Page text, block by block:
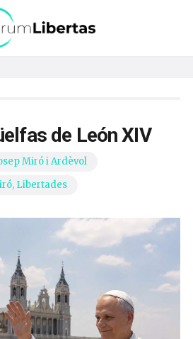
de León XIV
Miró i Ardèvol
, Libertades